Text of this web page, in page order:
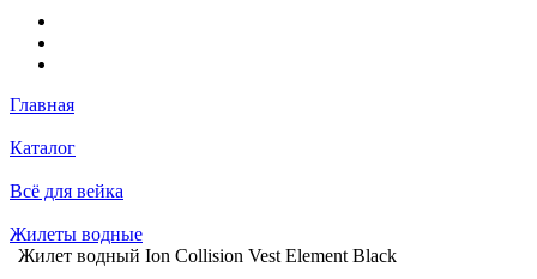
Главная
Каталог
Всё для вейка
Жилеты водные
Жилет водный Ion Collision Vest Element Black